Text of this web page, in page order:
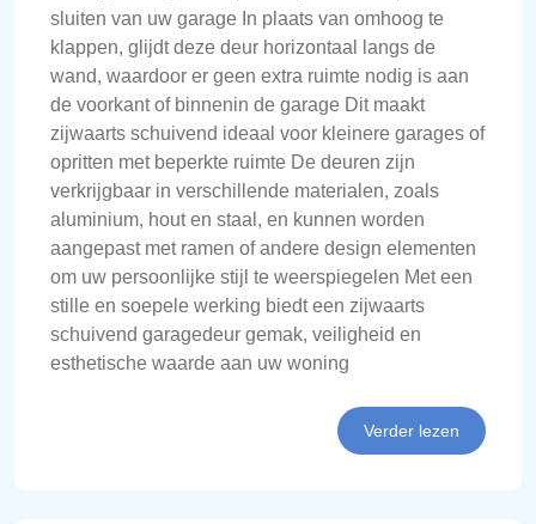
sluiten van uw garage In plaats van omhoog te
klappen, glijdt deze deur horizontaal langs de
wand, waardoor er geen extra ruimte nodig is aan
de voorkant of binnenin de garage Dit maakt
zijwaarts schuivend ideaal voor kleinere garages of
opritten met beperkte ruimte De deuren zijn
verkrijgbaar in verschillende materialen, zoals
aluminium, hout en staal, en kunnen worden
aangepast met ramen of andere design elementen
om uw persoonlijke stijl te weerspiegelen Met een
stille en soepele werking biedt een zijwaarts
schuivend garagedeur gemak, veiligheid en
esthetische waarde aan uw woning
Verder lezen